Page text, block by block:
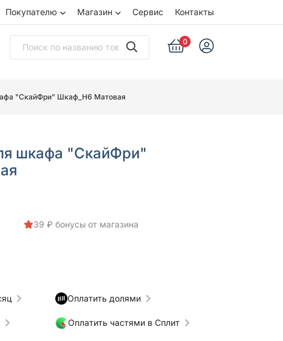
Покупателю Магазин Сервис Контакты
0
"СкайФри" Шкаф_Н6 Матовая
шкафа "СкайФри"
39 ₽ бонусы от магазина
Оплатить долями
Оплатить частями в Сплит